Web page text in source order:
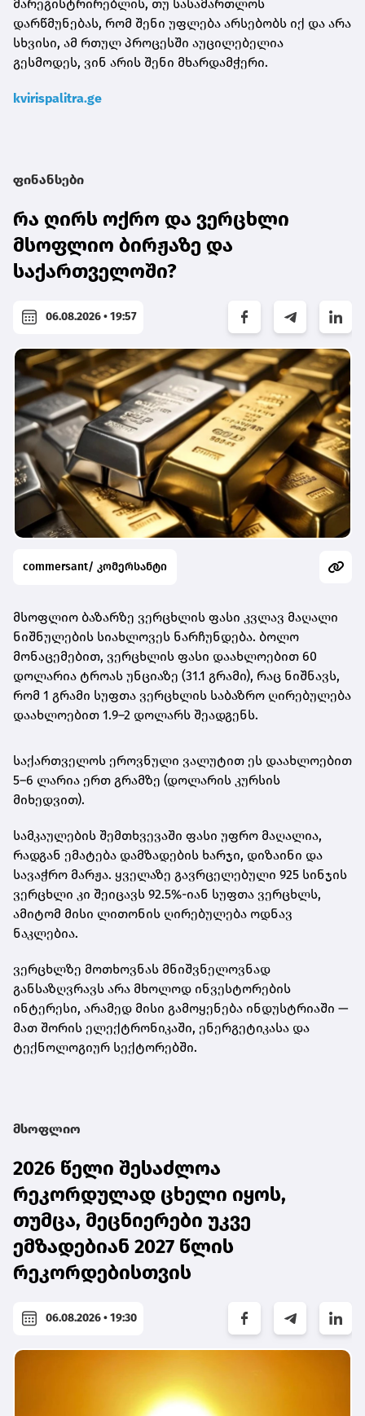
მარეგისტრირებლის, თუ სასამართლოს
დარწმუნებას, რომ შენი უფლება არსებობს იქ და არა
სხვისი, ამ რთულ პროცესში აუცილებელია
გესმოდეს, ვინ არის შენი მხარდამჭერი.
kvirispalitra.ge
ფინანსები
რა ღირს ოქრო და ვერცხლი
მსოფლიო ბირჟაზე და
საქართველოში?
06.08.2026 • 19:57
commersant/ კომერსანტი
მსოფლიო ბაზარზე ვერცხლის ფასი კვლავ მაღალი
ნიშნულების სიახლოვეს ნარჩუნდება. ბოლო
მონაცემებით, ვერცხლის ფასი დაახლოებით 60
დოლარია ტროას უნციაზე (31.1 გრამი), რაც ნიშნავს,
რომ 1 გრამი სუფთა ვერცხლის საბაზრო ღირებულება
დაახლოებით 1.9–2 დოლარს შეადგენს.
საქართველოს ეროვნული ვალუტით ეს დაახლოებით
5–6 ლარია ერთ გრამზე (დოლარის კურსის
მიხედვით).
სამკაულების შემთხვევაში ფასი უფრო მაღალია,
რადგან ემატება დამზადების ხარჯი, დიზაინი და
სავაჭრო მარჟა. ყველაზე გავრცელებული 925 სინჯის
ვერცხლი კი შეიცავს 92.5%-იან სუფთა ვერცხლს,
ამიტომ მისი ლითონის ღირებულება ოდნავ
ნაკლებია.
ვერცხლზე მოთხოვნას მნიშვნელოვნად
განსაზღვრავს არა მხოლოდ ინვესტორების
ინტერესი, არამედ მისი გამოყენება ინდუსტრიაში —
მათ შორის ელექტრონიკაში, ენერგეტიკასა და
ტექნოლოგიურ სექტორებში.
მსოფლიო
2026 წელი შესაძლოა
რეკორდულად ცხელი იყოს,
თუმცა, მეცნიერები უკვე
ემზადებიან 2027 წლის
რეკორდებისთვის
06.08.2026 • 19:30